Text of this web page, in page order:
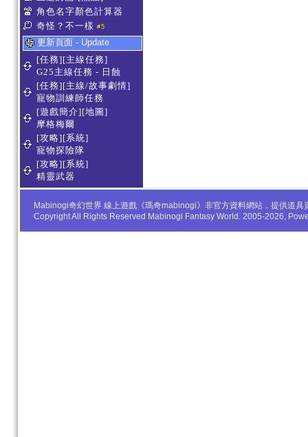
角色名字顏色計算器
奇怪？不一樣 #5
更新頁面 - Update
[任務][主線任務]
G25主線任務 - 日蝕
[任務][主線/故事劇情]
寵物訓練師任務
[遊戲簡介][地圖]
摩格梅爾
[攻略][系統]
寵物探險隊
[攻略][系統]
精靈武器
Mabinogi奇幻世界 線上遊戲《瑪奇mabinogi》非官方資料網站，提供道
Copyright All Rights Reserved Mabinogi Fantasy World. 2005-2026,